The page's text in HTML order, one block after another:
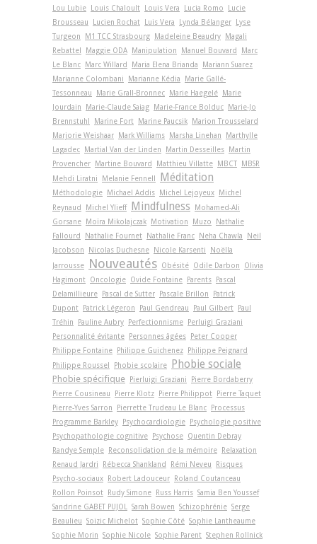
Lou Lubie
Louis Chaloult Louis Vera Lucia Romo
Lucie
Brousseau
Lucien Rochat Luis Vera Lynda Bélanger
Lyse
Turgeon
M1 TCC Strasbourg Madeleine Beaudry
Magali
Rebattel
Maggie ODA Manipulation Manuel Bouvard
Marc
Le Blanc
Marc Willard Maria Elena Brianda
Mariann Suarez
Marianne Colombani
Marianne Kédia
Marie Gallé-
Tessonneau
Marie Grall-Bronnec Marie Haegelé
Marie
Jourdain
Marie-Claude Saiag Marie-France Bolduc
Marie-Jo
Brennstuhl
Marine Fort Marine Paucsik
Marion Trousselard
Marjorie Weishaar
Mark Williams Marsha Linehan
Marthylle
Lagadec
Martial Van der Linden Martin Desseilles
Martin
Provencher
Martine Bouvard Matthieu Villatte MBCT
MBSR
Mehdi Liratni
Melanie Fennell Méditation
Méthodologie Michael Addis Michel Lejoyeux
Michel
Reynaud
Michel Ylieff Mindfulness
Mohamed-Ali
Gorsane
Moïra Mikolajczak Motivation Muzo
Nathalie
Fallourd
Nathalie Fournet Nathalie Franc Neha Chawla
Neil
Jacobson
Nicolas Duchesne Nicole Karsenti
Noëlla
Jarrousse
Nouveautés Obésité Odile Darbon
Olivia
Hagimont Oncologie Ovide Fontaine Parents
Pascal
Delamillieure
Pascal de Sutter Pascale Brillon
Patrick
Dupont
Patrick Légeron Paul Gendreau Paul Gilbert
Paul
Tréhin
Pauline Aubry Perfectionnisme
Perluigi Graziani
Personnalité évitante
Personnes âgées
Peter Cooper
Philippe Fontaine
Philippe Guichenez
Philippe Peignard
Philippe Roussel
Phobie scolaire Phobie sociale
Phobie spécifique Pierluigi Graziani
Pierre Bordaberry
Pierre Cousineau
Pierre Klotz Pierre Philippot
Pierre Taquet
Pierre-Yves Sarron
Pierrette Trudeau Le Blanc
Processus
Programme Barkley
Psychocardiologie
Psychologie positive
Psychopathologie cognitive
Psychose Quentin Debray
Randye Semple
Reconsolidation de la mémoire
Relaxation
Renaud Jardri
Rébecca Shankland Rémi Neveu
Risques
Psycho-sociaux
Robert Ladouceur
Roland Coutanceau
Rollon Poinsot
Rudy Simone Russ Harris Samia Ben Youssef
Sandrine GABET PUJOL
Sarah Bowen Schizophrénie Serge
Beaulieu Soizic Michelot Sophie Côté Sophie Lantheaume
Sophie Morin Sophie Nicole Sophie Parent Stephen Rollnick